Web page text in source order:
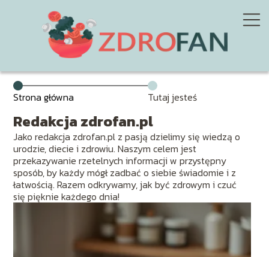
Strona główna Tutaj jesteś
Redakcja zdrofan.pl
Jako redakcja zdrofan.pl z pasją dzielimy się wiedzą o
urodzie, diecie i zdrowiu. Naszym celem jest
przekazywanie rzetelnych informacji w przystępny
sposób, by każdy mógł zadbać o siebie świadomie i z
łatwością. Razem odkrywamy, jak być zdrowym i czuć
się pięknie każdego dnia!